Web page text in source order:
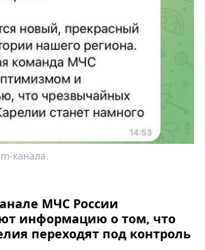
канала.
МЧС России
информацию о том, что
переходят под контроль